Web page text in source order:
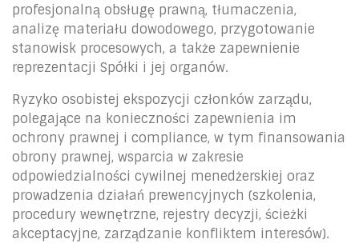
profesjonalną obsługę prawną, tłumaczenia,
analizę materiału dowodowego, przygotowanie
stanowisk procesowych, a także zapewnienie
reprezentacji Spółki i jej organów.
Ryzyko osobistej ekspozycji członków zarządu,
polegające na konieczności zapewnienia im
ochrony prawnej i compliance, w tym finansowania
obrony prawnej, wsparcia w zakresie
odpowiedzialności cywilnej menedżerskiej oraz
prowadzenia działań prewencyjnych (szkolenia,
procedury wewnętrzne, rejestry decyzji, ścieżki
akceptacyjne, zarządzanie konfliktem interesów).